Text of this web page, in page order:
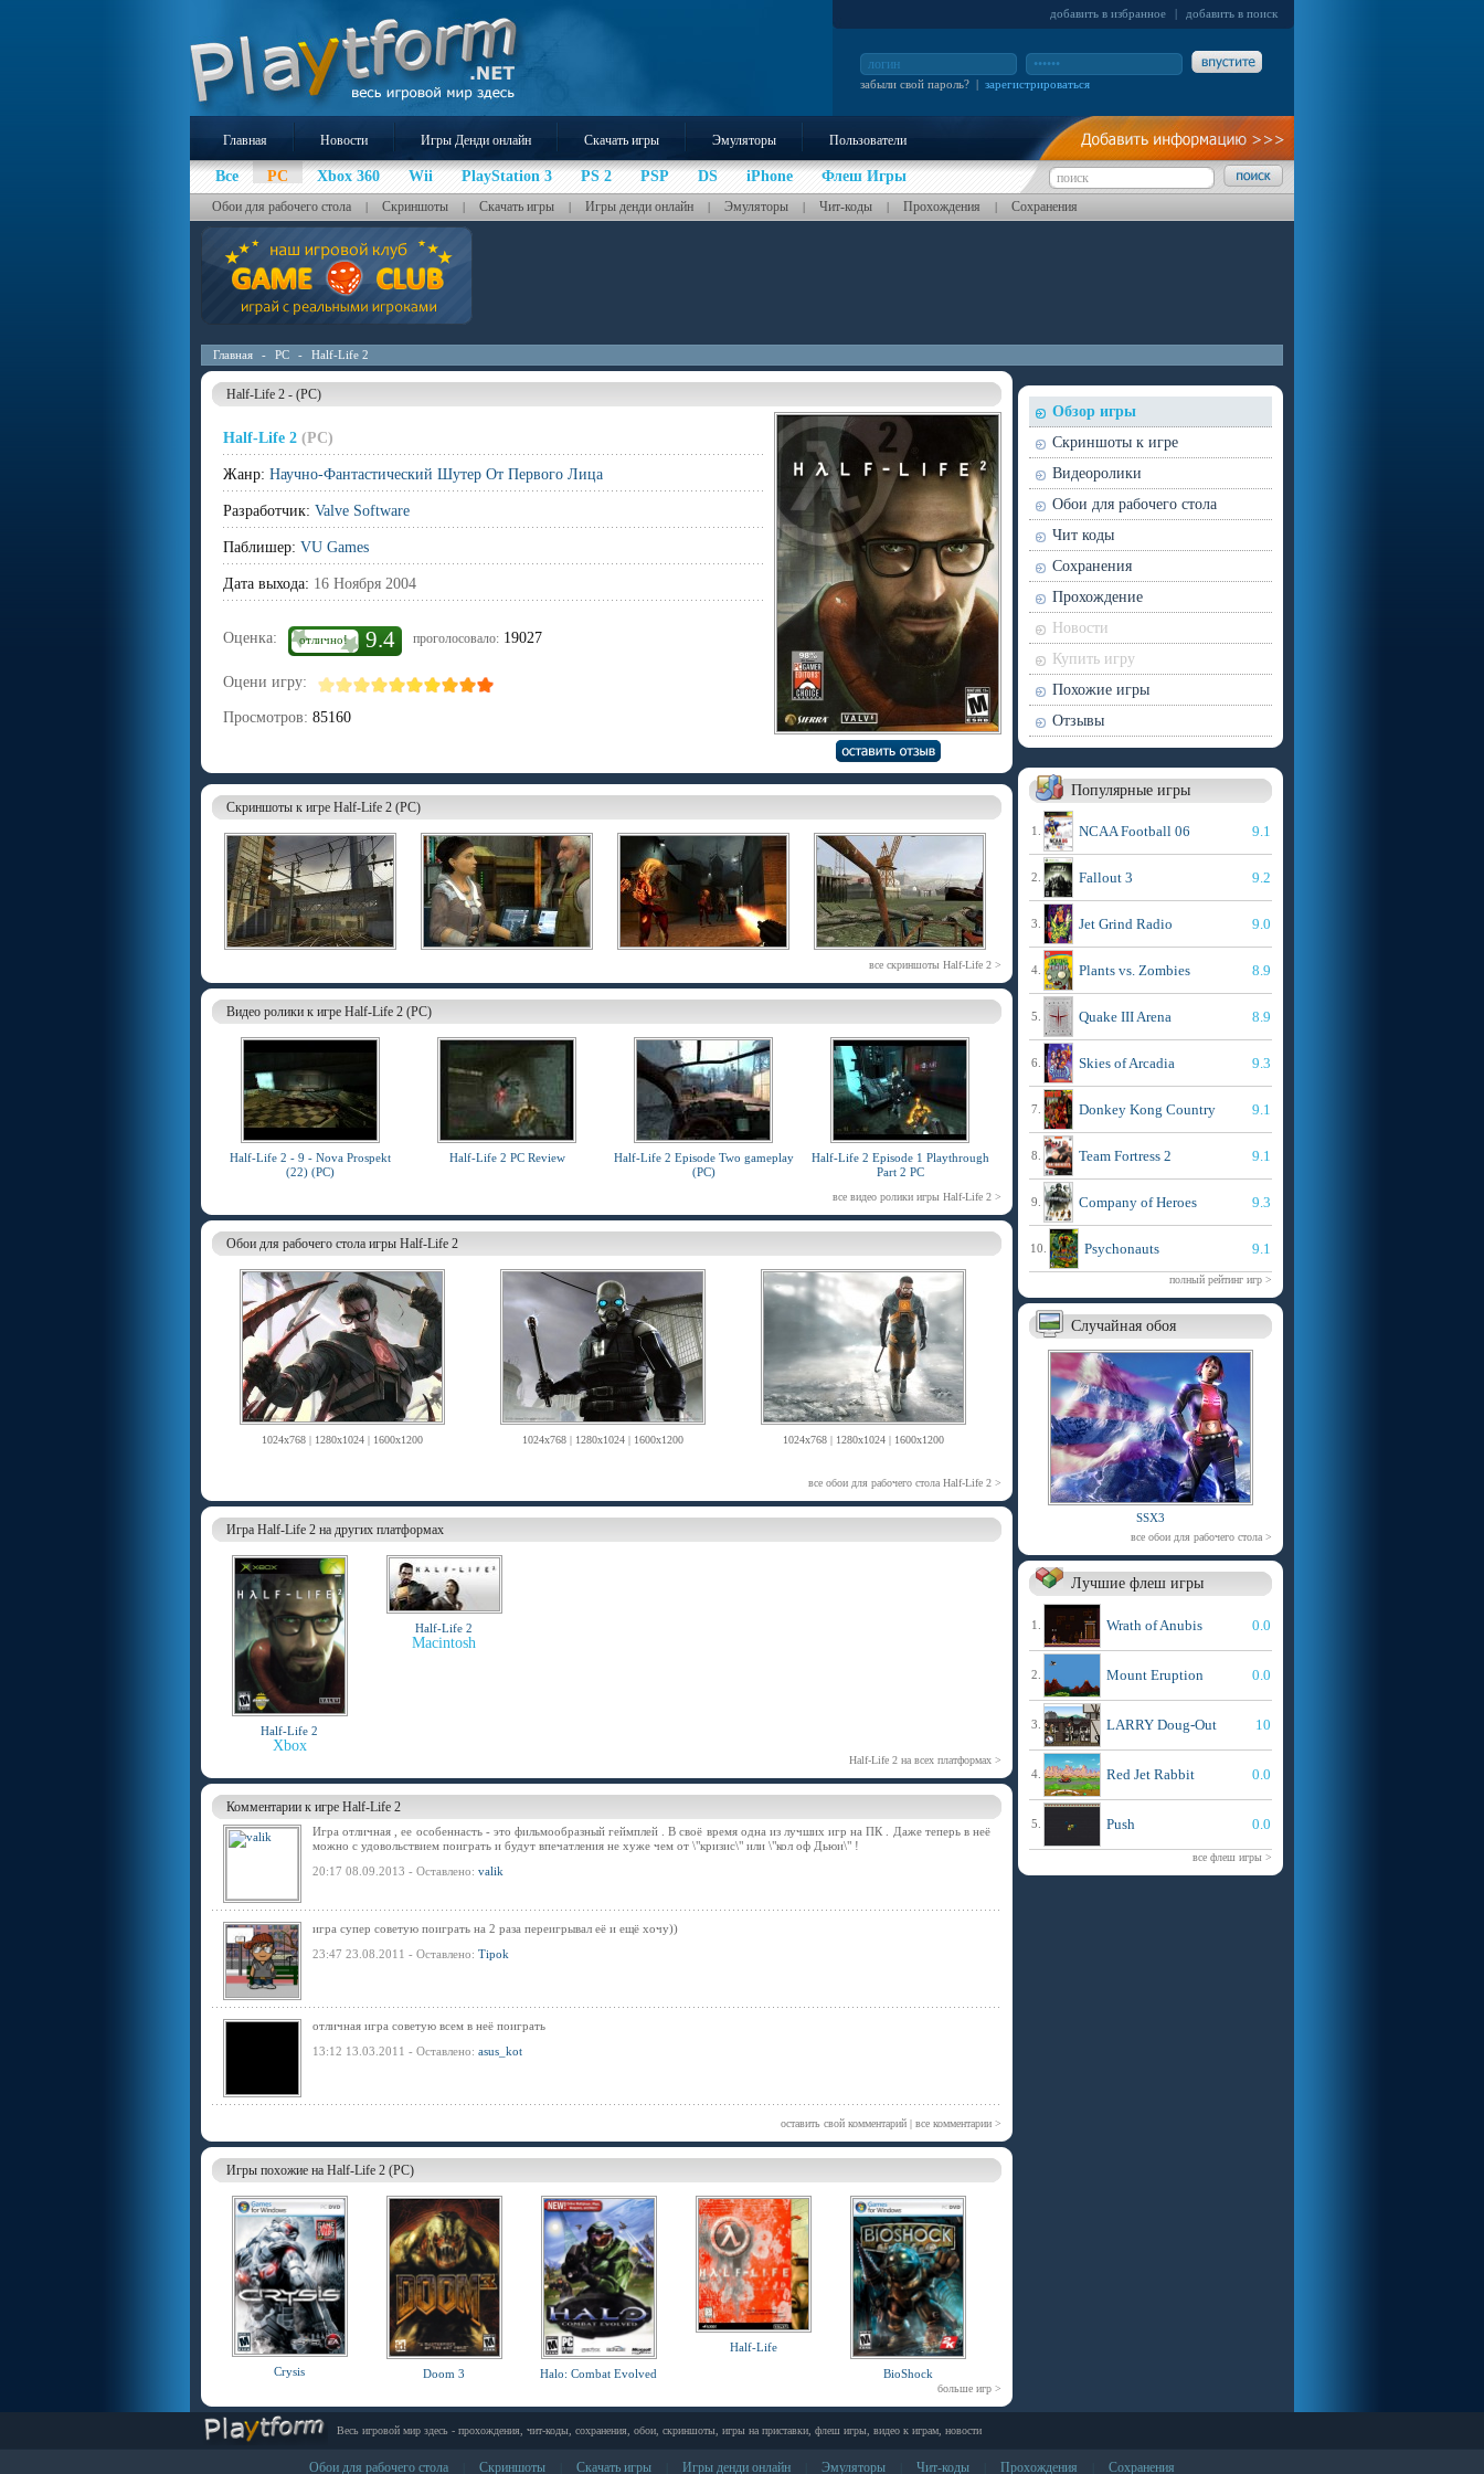
добавить в избранное | добавить в поиск
забыли свой пароль? | зарегистрироваться
Главная Новости Игры Денди онлайн Скачать игры Эмуляторы Пользователи
Все PC Xbox 360 Wii PlayStation 3 PS 2 PSP DS iPhone Флеш Игры
Обои для рабочего стола | Скриншоты | Скачать игры | Игры денди онлайн | Эмуляторы | Чит-коды | Прохождения | Сохранения
Главная - PC - Half-Life 2
Half-Life 2 - (PC)
Half-Life 2 (PC)
Жанр: Научно-Фантастический Шутер От Первого Лица
Разработчик: Valve Software
Паблишер: VU Games
Дата выхода: 16 Ноября 2004
Оценка: отлично! 9.4 проголосовало: 19027
Оцени игру:
Просмотров: 85160
Скриншоты к игре Half-Life 2 (PC)
все скриншоты Half-Life 2 >
Видео ролики к игре Half-Life 2 (PC)
Half-Life 2 - 9 - Nova Prospekt
(22) (PC)
Half-Life 2 PC Review
Half-Life 2 Episode Two gameplay
(PC)
Half-Life 2 Episode 1 Playthrough
Part 2 PC
все видео ролики игры Half-Life 2 >
Обои для рабочего стола игры Half-Life 2
1024x768 | 1280x1024 | 1600x1200 1024x768 | 1280x1024 | 1600x1200 1024x768 | 1280x1024 | 1600x1200
все обои для рабочего стола Half-Life 2 >
Игра Half-Life 2 на других платформах
Half-Life 2
Xbox
Half-Life 2
Macintosh
Half-Life 2 на всех платформах >
Комментарии к игре Half-Life 2
Игра отличная , ее особеннасть - это фильмообразный геймплей . В своё время одна из лучших игр на ПК . Даже теперь в неё
можно с удовольствием поиграть и будут впечатления не хуже чем от \"кризис\" или \"кол оф Дьюи\" !
20:17 08.09.2013 - Оставлено: valik
игра супер советую поиграть на 2 раза переигрывал её и ещё хочу))
23:47 23.08.2011 - Оставлено: Tipok
отличная игра советую всем в неё поиграть
13:12 13.03.2011 - Оставлено: asus_kot
оставить свой комментарий | все комментарии >
Игры похожие на Half-Life 2 (PC)
Crysis Doom 3 Halo: Combat Evolved
Half-Life
BioShock
больше игр >
Обзор игры
Скриншоты к игре
Видеоролики
Обои для рабочего стола
Чит коды
Сохранения
Прохождение
Новости
Купить игру
Похожие игры
Отзывы
Популярные игры
1. NCAA Football 06 9.1
2. Fallout 3 9.2
3. Jet Grind Radio 9.0
4. Plants vs. Zombies 8.9
5. Quake III Arena 8.9
6. Skies of Arcadia 9.3
7. Donkey Kong Country 9.1
8. Team Fortress 2 9.1
9. Company of Heroes 9.3
10. Psychonauts 9.1
полный рейтинг игр >
Случайная обоя
SSX3
все обои для рабочего стола >
Лучшие флеш игры
1. Wrath of Anubis 0.0
2. Mount Eruption 0.0
3. LARRY Doug-Out 10
4. Red Jet Rabbit 0.0
5. Push 0.0
все флеш игры >
Весь игровой мир здесь - прохождения, чит-коды, сохранения, обои, скриншоты, игры на приставки, флеш игры, видео к играм, новости
Обои для рабочего стола Скриншоты Скачать игры Игры денди онлайн Эмуляторы Чит-коды Прохождения Сохранения